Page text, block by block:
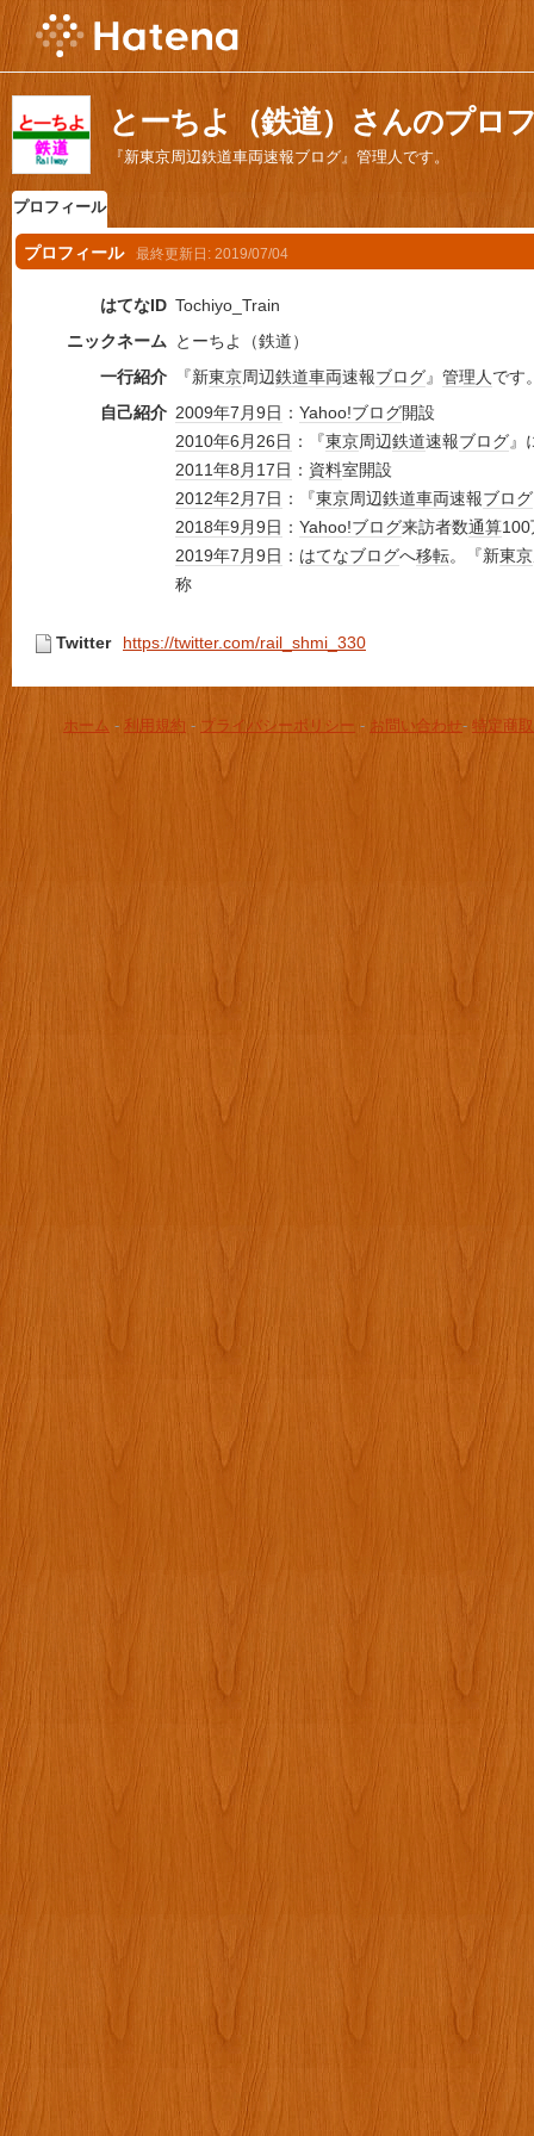
とーちよ（鉄道）さんのプロ
『新東京周辺鉄道車両速報ブログ』管理人です。
プロフィール
プロフィール 最終更新日: 2019/07/04
はてなID Tochiyo_Train
ニックネーム とーちよ（鉄道）
一行紹介
『新東京周辺鉄道車両速報ブログ』 管理人です
自己紹介 2009年7月9日 ： Yahoo!ブログ開設
2010年6月26日 ：『東京周辺鉄道速報ブログ』
2011年8月17日 ： 資料室開設
2012年2月7日 ：『東京周辺鉄道車両速報ブログ
2018年9月9日 ： Yahoo!ブログ来訪者数通算100
2019年7月9日 ： はてなブログへ移転。『新東京
称
Twitter https://twitter.com/rail_shmi_330
ホーム - 利用規約 - プライバシーポリシー - お問い合わせ- 特定商